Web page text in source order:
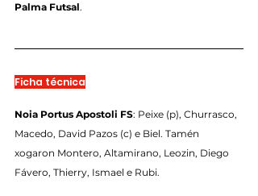
Palma Futsal.
Ficha técnica
Noia Portus Apostoli FS: Peixe (p), Churrasco,
Macedo, David Pazos (c) e Biel. Tamén
xogaron Montero, Altamirano, Leozin, Diego
Fávero, Thierry, Ismael e Rubi.